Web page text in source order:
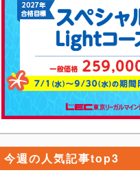
今週の人気記事top3